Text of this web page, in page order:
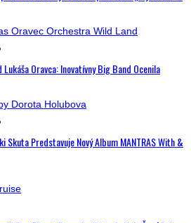
Lukáša Oravca: Inovatívny Big Band Ocenila
Skuta Predstavuje Nový Album MANTRAS With &